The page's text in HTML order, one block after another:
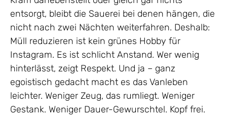
entsorgt, bleibt die Sauerei bei denen hängen, die
nicht nach zwei Nächten weiterfahren. Deshalb:
Müll reduzieren ist kein grünes Hobby für
Instagram. Es ist schlicht Anstand. Wer wenig
hinterlässt, zeigt Respekt. Und ja – ganz
egoistisch gedacht macht es das Vanleben
leichter. Weniger Zeug, das rumliegt. Weniger
Gestank. Weniger Dauer-Gewurschtel. Kopf frei.